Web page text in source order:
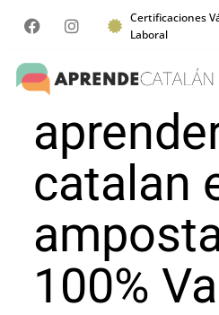
Certificaciones
Laboral
catalan
100%